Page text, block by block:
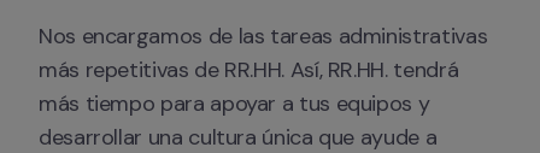
Nos encargamos de las tareas administrativas
más repetitivas de RR.HH. Así, RR.HH. tendrá
más tiempo para apoyar a tus equipos y
desarrollar una cultura única que ayude a